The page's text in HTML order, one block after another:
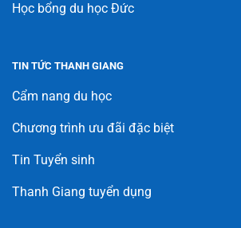
Học bổng du học Đức
TIN TỨC THANH GIANG
Cẩm nang du học
Chương trình ưu đãi đặc biệt
Tin Tuyển sinh
Thanh Giang tuyển dụng